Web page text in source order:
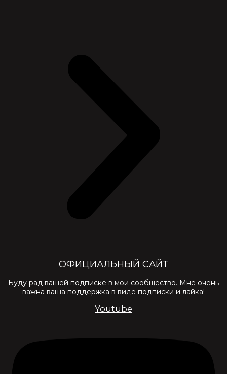
ОФИЦИАЛЬНЫЙ САЙТ
Буду рад вашей подписке в мои сообщество. Мне очень
важна ваша поддержка в виде подписки и лайка!
Youtube